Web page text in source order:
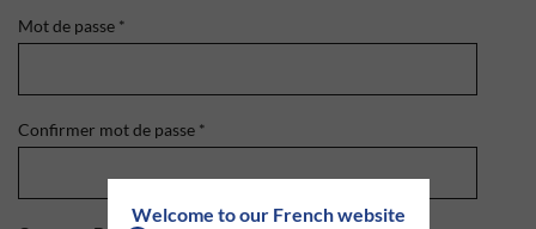
Welcome to our French website
Mot de passe *
Confirmer mot de passe *